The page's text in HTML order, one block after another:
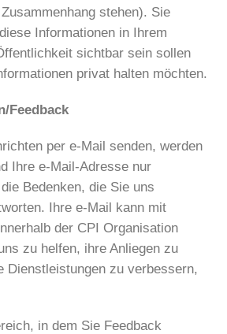
stehen). Sie
Informationen in Ihrem
sichtbar sein sollen
privat halten möchten.
Feedback
per e-Mail senden, werden
Ihre e-Mail-Adresse nur
Bedenken, die Sie uns
Ihre e-Mail kann mit
der CPI Organisation
zu helfen, ihre Anliegen zu
Dienstleistungen zu verbessern,
in dem Sie Feedback